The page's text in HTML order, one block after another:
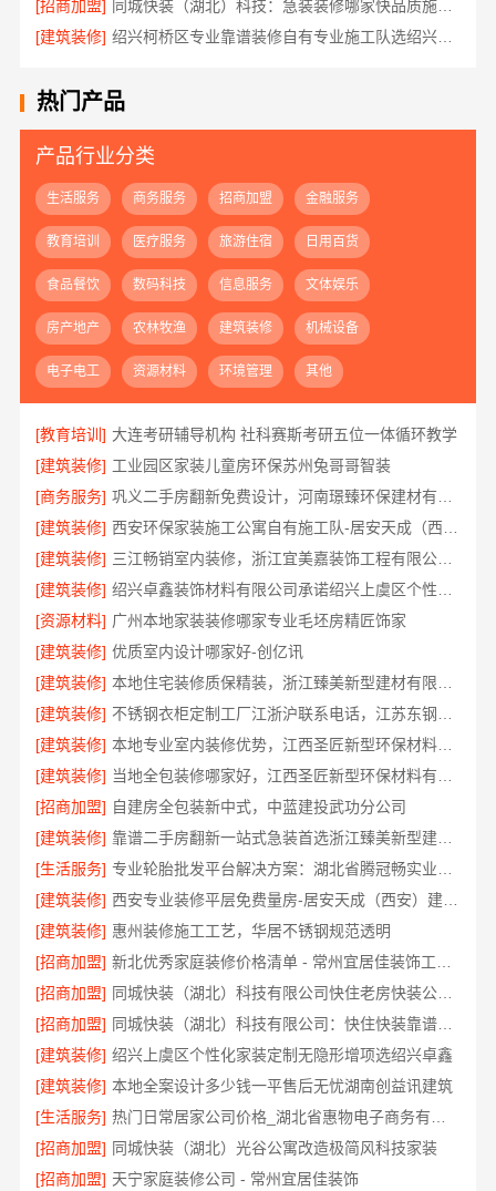
[招商加盟]
同城快装（湖北）科技：急装装修哪家快品质施工放心
[建筑装修]
绍兴柯桥区专业靠谱装修自有专业施工队选绍兴卓鑫装饰材料有限公司
热门产品
产品行业分类
生活服务 商务服务 招商加盟 金融服务
教育培训 医疗服务 旅游住宿 日用百货
食品餐饮 数码科技 信息服务 文体娱乐
房产地产 农林牧渔 建筑装修 机械设备
电子电工 资源材料 环境管理 其他
[教育培训] 大连考研辅导机构 社科赛斯考研五位一体循环教学
[建筑装修] 工业园区家装儿童房环保苏州兔哥哥智装
[商务服务]
[建筑装修]
[建筑装修]
三江畅销室内装修，浙江宜美嘉装饰工程有限公司绍兴南部本地伙伴
[建筑装修]
[资源材料] 广州本地家装装修哪家专业毛坯房精匠饰家
[建筑装修] 优质室内设计哪家好-创亿讯
[建筑装修]
[建筑装修]
[建筑装修]
本地专业室内装修优势，江西圣匠新型环保材料有限公司
[建筑装修]
[招商加盟] 自建房全包装新中式，中蓝建投武功分公司
[建筑装修]
靠谱二手房翻新一站式急装首选浙江臻美新型建材有限公司
[生活服务]
[建筑装修]
西安专业装修平层免费量房-居安天成（西安）建筑工程有限责任公司
[建筑装修] 惠州装修施工工艺，华居不锈钢规范透明
[招商加盟]
[招商加盟]
同城快装（湖北）科技有限公司快住老房快装公司工期保障省心
[招商加盟]
同城快装（湖北）科技有限公司：快住快装靠谱吗省心
[建筑装修] 绍兴上虞区个性化家装定制无隐形增项选绍兴卓鑫
[建筑装修] 本地全案设计多少钱一平售后无忧湖南创益讯建筑
[生活服务]
[招商加盟] 同城快装（湖北）光谷公寓改造极简风科技家装
[招商加盟] 天宁家庭装修公司 - 常州宜居佳装饰